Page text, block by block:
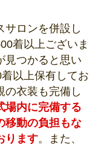
サロンを併設し
着以上ございま
見つかると思い
以上保有してお
の衣装も完備し
場内に完備する
移動の負担もな
ります。また、